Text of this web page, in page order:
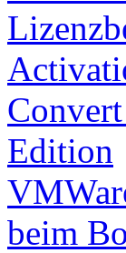
Edition
beim